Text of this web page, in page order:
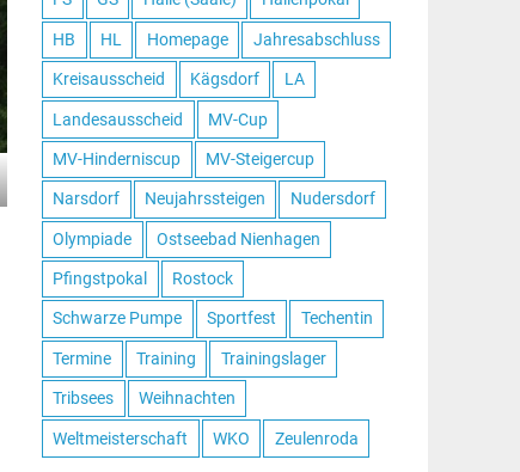
HB HL Homepage Jahresabschluss
Kreisausscheid Kägsdorf LA
Landesausscheid MV-Cup
MV-Hinderniscup MV-Steigercup
Narsdorf Neujahrssteigen Nudersdorf
Olympiade Ostseebad Nienhagen
Pfingstpokal Rostock
Schwarze Pumpe Sportfest Techentin
Termine Training Trainingslager
Tribsees Weihnachten
Weltmeisterschaft WKO Zeulenroda